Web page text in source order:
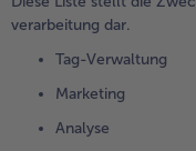
verarbeitung dar.
Tag-Verwaltung
Marketing
Analyse